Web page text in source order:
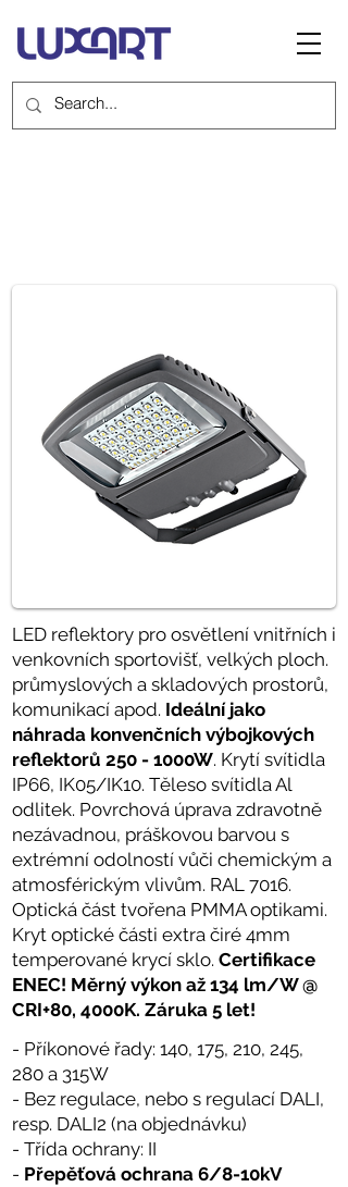
LED reflektory pro osvětlení vnitřních i
venkovních sportovišť, velkých ploch.
průmyslových a skladových prostorů,
komunikací apod. Ideální jako
náhrada konvenčních výbojkových
reflektorů 250 - 1000W. Krytí svítidla
IP66, IK05/IK10. Těleso svítidla Al
odlitek. Povrchová úprava zdravotně
nezávadnou, práškovou barvou s
extrémní odolností vůči chemickým a
atmosférickým vlivům. RAL 7016.
Optická část tvořena PMMA optikami.
Kryt optické části extra čiré 4mm
temperované krycí sklo. Certifikace
ENEC! Měrný výkon až 134 lm/W @
CRI+80, 4000K. Záruka 5 let!
- Příkonové řady: 140, 175, 210, 245,
280 a 315W
- Bez regulace, nebo s regulací DALI,
resp. DALI2 (na objednávku)
- Třída ochrany: II
- Přepěťová ochrana 6/8-10kV